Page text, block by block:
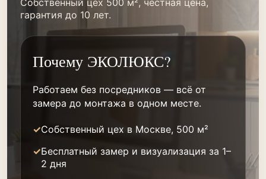
Собственный цех 500 м², честная цена,
гарантия до 10 лет.
Почему ЭКОЛЮКС?
Работаем без посредников — всё от
замера до монтажа в одном месте.
Собственный цех в Москве, 500 м²
Бесплатный замер и визуализация за 1–
2 дня